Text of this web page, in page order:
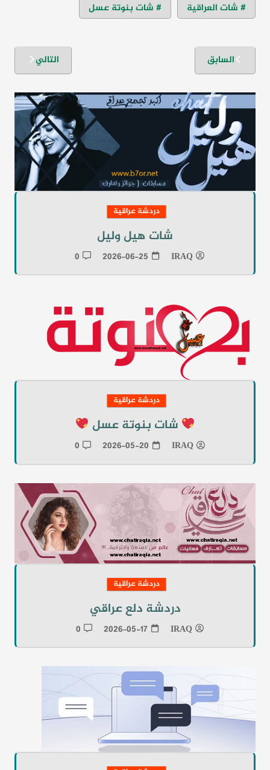
شات العراقية
شات بنوتة عسل
تصفّح
المقالات
السابق التالي
دردشة عراقية
شات هيل وليل
IRAQ
2026-06-25
0
دردشة عراقية
شات بنوتة عسل
IRAQ
2026-05-20
0
دردشة عراقية
دردشة دلع عراقي
IRAQ
2026-05-17
0